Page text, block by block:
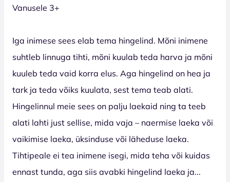
Vanusele 3+
Iga inimese sees elab tema hingelind. Mõni inimene
suhtleb linnuga tihti, mõni kuulab teda harva ja mõni
kuuleb teda vaid korra elus. Aga hingelind on hea ja
tark ja teda võiks kuulata, sest tema teab alati.
Hingelinnul meie sees on palju laekaid ning ta teeb
alati lahti just sellise, mida vaja – naermise laeka või
vaikimise laeka, üksinduse või läheduse laeka.
Tihtipeale ei tea inimene isegi, mida teha või kuidas
ennast tunda, aga siis avabki hingelind laeka ja...